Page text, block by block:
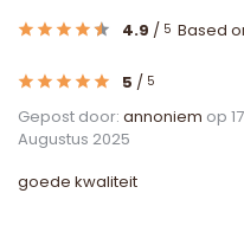
4.9 / 5 Based
5 / 5
Gepost door: annoniem op 17
Augustus 2025
goede kwaliteit